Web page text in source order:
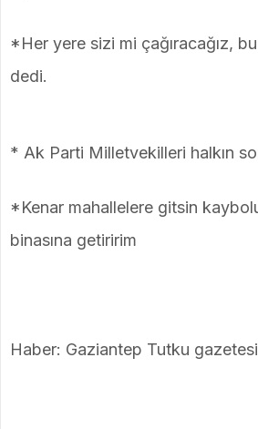
*Her yere sizi mi çağıracağız,
dedi.
* Ak Parti Milletvekilleri halkın
*Kenar mahallelere gitsin
binasına getiririm
Haber: Gaziantep Tutku gazetesi